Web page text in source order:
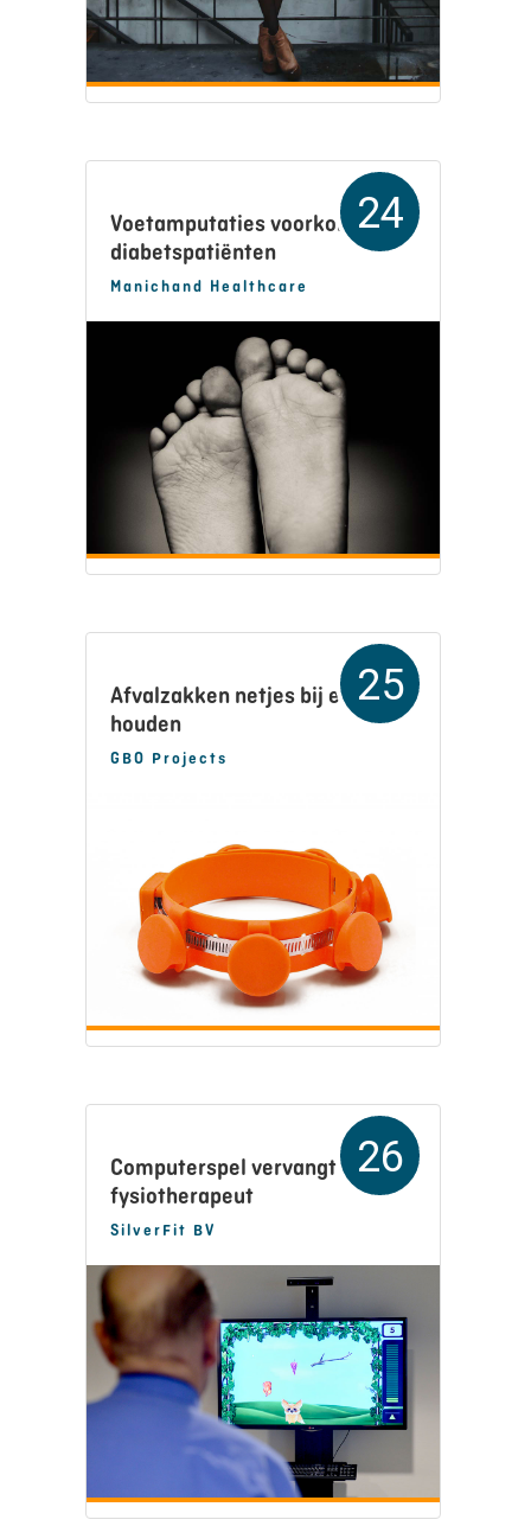
Voetamputaties voorkomen bij
diabetspatiënten
Manichand Healthcare
24
Afvalzakken netjes bij elkaar
houden
GBO Projects
25
Computerspel vervangt de
fysiotherapeut
SilverFit BV
26